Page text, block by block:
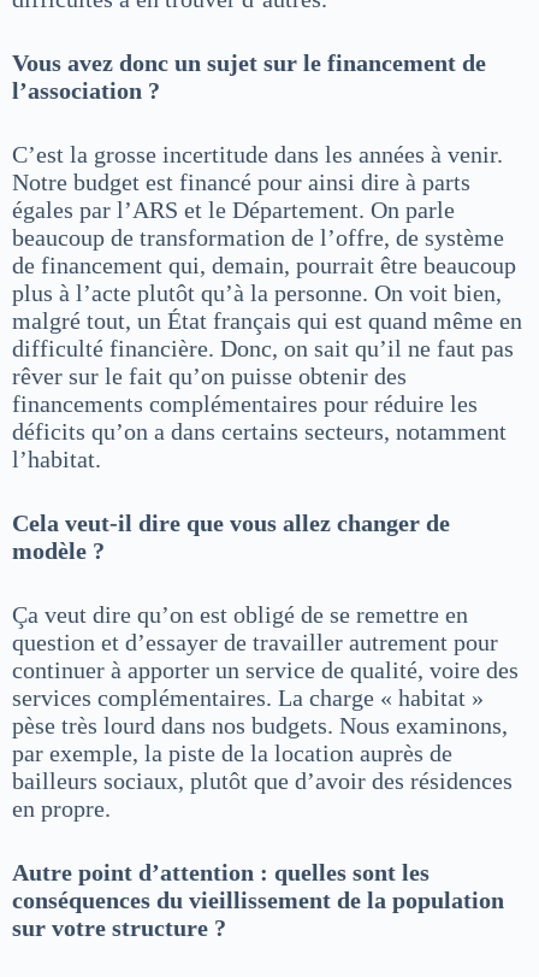
Vous avez donc un sujet sur le financement de
l’association ?
C’est la grosse incertitude dans les années à venir.
Notre budget est financé pour ainsi dire à parts
égales par l’ARS et le Département. On parle
beaucoup de transformation de l’offre, de système
de financement qui, demain, pourrait être beaucoup
plus à l’acte plutôt qu’à la personne. On voit bien,
malgré tout, un État français qui est quand même en
difficulté financière. Donc, on sait qu’il ne faut pas
rêver sur le fait qu’on puisse obtenir des
financements complémentaires pour réduire les
déficits qu’on a dans certains secteurs, notamment
l’habitat.
Cela veut-il dire que vous allez changer de
modèle ?
Ça veut dire qu’on est obligé de se remettre en
question et d’essayer de travailler autrement pour
continuer à apporter un service de qualité, voire des
services complémentaires. La charge « habitat »
pèse très lourd dans nos budgets. Nous examinons,
par exemple, la piste de la location auprès de
bailleurs sociaux, plutôt que d’avoir des résidences
en propre.
Autre point d’attention : quelles sont les
conséquences du vieillissement de la population
sur votre structure ?